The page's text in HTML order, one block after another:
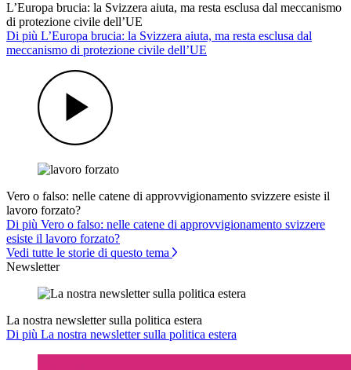
L’Europa brucia: la Svizzera aiuta, ma resta esclusa dal meccanismo
di protezione civile dell’UE
Di più L’Europa brucia: la Svizzera aiuta, ma resta esclusa dal
meccanismo di protezione civile dell’UE
Vero o falso: nelle catene di approvvigionamento svizzere esiste il
lavoro forzato?
Di più Vero o falso: nelle catene di approvvigionamento svizzere
esiste il lavoro forzato?
Vedi tutte le storie di questo tema
Newsletter
La nostra newsletter sulla politica estera
Di più La nostra newsletter sulla politica estera